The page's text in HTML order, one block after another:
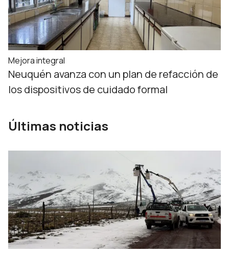
Mejora integral
Neuquén avanza con un plan de refacción de
los dispositivos de cuidado formal
Últimas noticias